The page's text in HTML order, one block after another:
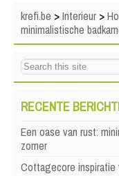
krefi.be >Interieur >
minimalistische
RECENTE
Een oase van rust:
zomer
Cottagecore inspiratie